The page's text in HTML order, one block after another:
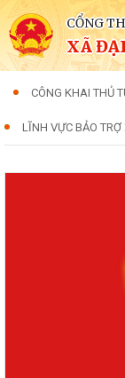
CỔNG
XÃ
CÔNG KHAI THỦ
LĨNH VỰC BẢO TRỢ